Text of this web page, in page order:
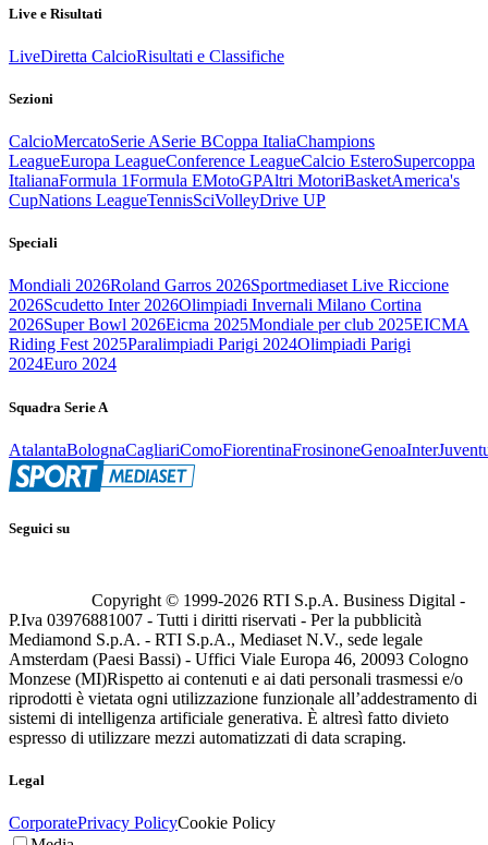
Live e Risultati
LiveDiretta CalcioRisultati e Classifiche
Sezioni
CalcioMercatoSerie ASerie BCoppa ItaliaChampions
LeagueEuropa LeagueConference LeagueCalcio EsteroSupercoppa
ItalianaFormula 1Formula EMotoGPAltri MotoriBasketAmerica's
CupNations LeagueTennisSciVolleyDrive UP
Speciali
Mondiali 2026Roland Garros 2026Sportmediaset Live Riccione
2026Scudetto Inter 2026Olimpiadi Invernali Milano Cortina
2026Super Bowl 2026Eicma 2025Mondiale per club 2025EICMA
Riding Fest 2025Paralimpiadi Parigi 2024Olimpiadi Parigi
2024Euro 2024
Squadra Serie A
AtalantaBolognaCagliariComoFiorentinaFrosinoneGenoaInter
Seguici su
Copyright © 1999-2026 RTI S.p.A. Business Digital -
P.Iva 03976881007 - Tutti i diritti riservati - Per la pubblicità
Mediamond S.p.A. - RTI S.p.A., Mediaset N.V., sede legale
Amsterdam (Paesi Bassi) - Uffici Viale Europa 46, 20093 Cologno
Monzese (MI)Rispetto ai contenuti e ai dati personali trasmessi e/o
riprodotti è vietata ogni utilizzazione funzionale all’addestramento di
sistemi di intelligenza artificiale generativa. È altresì fatto divieto
espresso di utilizzare mezzi automatizzati di data scraping.
Legal
CorporatePrivacy PolicyCookie Policy